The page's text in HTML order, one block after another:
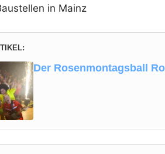
in Mainz
Der Rosenmontagsball